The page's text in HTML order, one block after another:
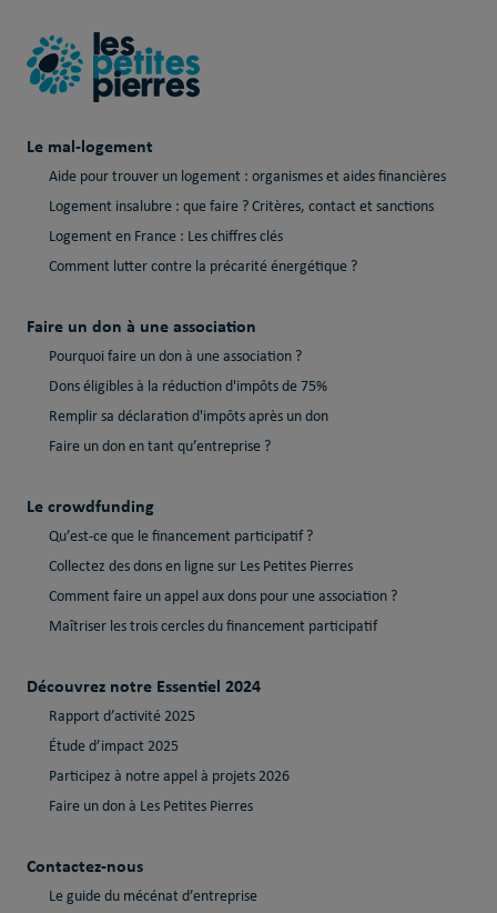
Le mal-logement
Aide pour trouver un logement : organismes et aides financières
Logement insalubre : que faire ? Critères, contact et sanctions
Logement en France : Les chiffres clés
Comment lutter contre la précarité énergétique ?
Faire un don à une association
Pourquoi faire un don à une association ?
Dons éligibles à la réduction d'impôts de 75%
Remplir sa déclaration d'impôts après un don
Faire un don en tant qu’entreprise ?
Le crowdfunding
Qu’est-ce que le financement participatif ?
Collectez des dons en ligne sur Les Petites Pierres
Comment faire un appel aux dons pour une association ?
Maîtriser les trois cercles du financement participatif
Découvrez notre Essentiel 2024
Rapport d’activité 2025
Étude d’impact 2025
Participez à notre appel à projets 2026
Faire un don à Les Petites Pierres
Contactez-nous
Le guide du mécénat d’entreprise